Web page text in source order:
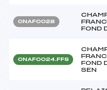
ONAF0028
FOND
ONAF0024.FFS
FOND
SEN